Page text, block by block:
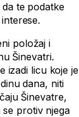
te podatke
položaj i
Šinevatri.
izadi licu koje je
dana, niti
Šinevatre,
protiv njega